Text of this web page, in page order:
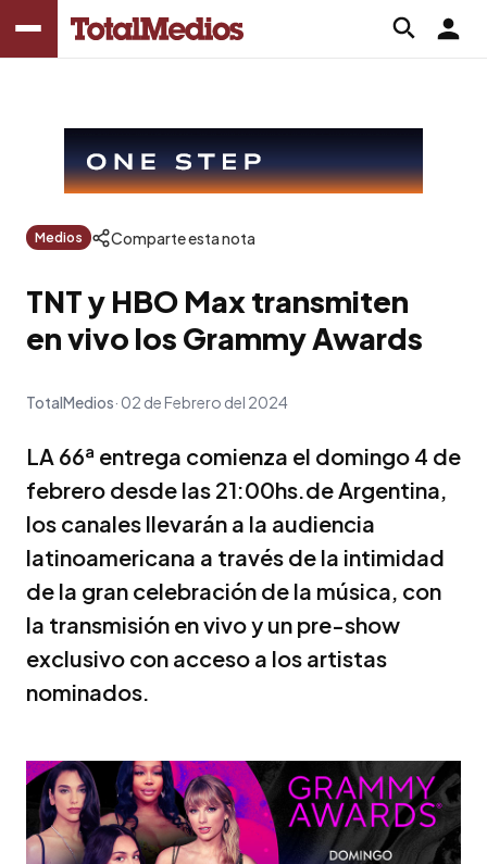
Medios Comparte esta nota
TNT y HBO Max transmiten
en vivo los Grammy Awards
TotalMedios 02 de Febrero del 2024
LA 66ª entrega comienza el domingo 4 de
febrero desde las 21:00hs.de Argentina,
los canales llevarán a la audiencia
latinoamericana a través de la intimidad
de la gran celebración de la música, con
la transmisión en vivo y un pre-show
exclusivo con acceso a los artistas
nominados.